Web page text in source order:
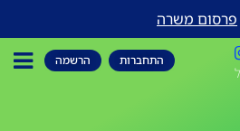
פרסום משרה
התחברות הרשמה